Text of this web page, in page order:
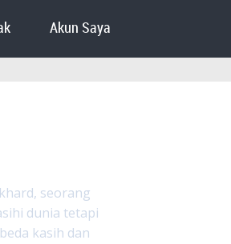
Akun Saya
seorang
dunia tetapi
kasih dan